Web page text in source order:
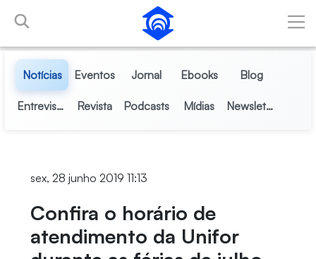
Pular para o Conteúdo principal
Notícias Eventos Jornal Ebooks Blog
Entrevistas Revista Podcasts Mídias Newsletter
sex, 28 junho 2019 11:13
Confira o horário de
atendimento da Unifor